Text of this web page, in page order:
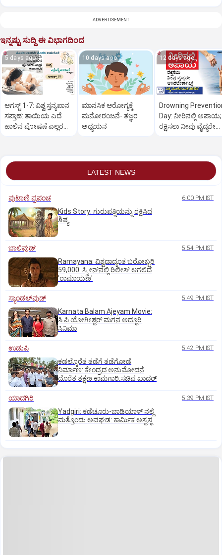
ADVERTISEMENT
ಇನ್ನಷ್ಟು ಸುದ್ದಿ ಈ ವಿಭಾಗದಿಂದ
5 days ago
ಆಗಸ್ಟ್‌ 1-7: ವಿಶ್ವ ಸ್ತನ್ಯಪಾನ
ಸಪ್ತಾಹ: ತಾಯಿಯ ಎದೆ
ಹಾಲಿನ ಪೋಷಣೆ ಎಲ್ಲರ
10 days ago
ಮಾನಸಿಕ ಆರೋಗ್ಯಕ್ಕೆ
ಮನೋರಂಜನೆ- ತಜ್ಞರ
ಅಧ್ಯಯನ
12 days ago
Drowning
Day: ನೀರಿನಲ್ಲಿ ಅಪಾಯ;
ರಕ್ಷಿಸಲು ನೀವು ವೈದ್ಯರೇ
LATEST NEWS
ಪುಟಾಣಿ ಪ್ರಪಂಚ 6:00 PM IST
Kids Story: ಗುರುಪತ್ನಿಯನ್ನು ರಕ್ಷಿಸಿದ
ಶಿಷ್ಯ
ಬಾಲಿವುಡ್‌ 5:54 PM IST
Ramayana: ವಿಶ್ವದಾದ್ಯಂತ ಬರೋಬ್ಬರಿ
59,000 ಸ್ಕ್ರೀನ್‌ನಲ್ಲಿ ರಿಲೀಸ್‌ ಆಗಲಿದೆ
'ರಾಮಾಯಣ'
ಸ್ಯಾಂಡಲ್‌ವುಡ್‌ 5:49 PM IST
Karnata Balam Ajeyam Movie:
ಸಿ.ಪಿ.ಯೋಗೀಶ್ವರ್‌ ಮಗನ ಅದ್ಧೂರಿ
ಸಿನಿಮಾ
ಉಡುಪಿ 5:42 PM IST
ಕಡಲ್ಕೊರೆತ ತಡೆಗೆ ತಡೆಗೋಡೆ
ನಿರ್ಮಾಣ: ಕೇಂದ್ರದ ಅನುಮೋದನೆ
ದೊರೆತ ತಕ್ಷಣ ಕಾಮಗಾರಿ:ಸಚಿವ ಖಾದರ್
ಯಾದಗಿರಿ 5:39 PM IST
Yadgiri: ಕಡೆಚೂರು-ಬಾಡಿಯಾಳ್ ನಲ್ಲಿ
ಮತ್ತೊಂದು ಅವಘಡ: ಕಾರ್ಮಿಕ ಅಸ್ವಸ್ಥ